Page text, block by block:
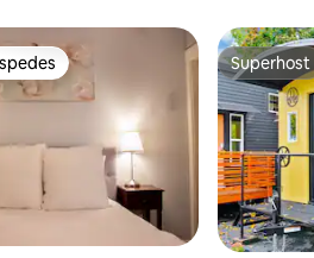
Superhost
Superhost